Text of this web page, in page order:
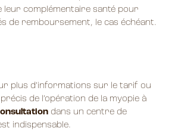
leur complémentaire santé pour
de remboursement, le cas échéant.
plus d’informations sur le tarif ou
de l’opération de la myopie à
dans un centre de
indispensable.